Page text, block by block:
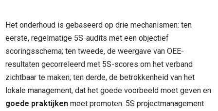
Het onderhoud is gebaseerd op drie mechanismen: ten
eerste, regelmatige 5S-audits met een objectief
scoringsschema; ten tweede, de weergave van OEE-
resultaten gecorreleerd met 5S-scores om het verband
zichtbaar te maken; ten derde, de betrokkenheid van het
lokale management, dat het goede voorbeeld moet geven en
goede praktijken moet promoten. 5S projectmanagement